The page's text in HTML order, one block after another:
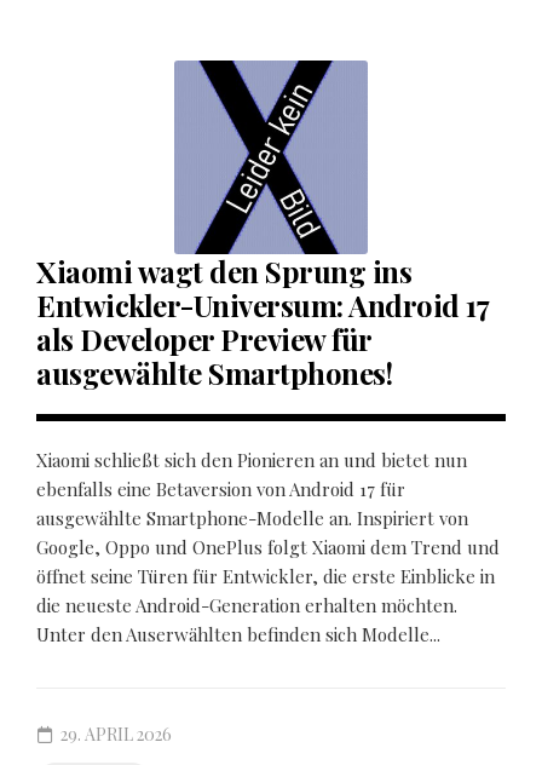
Xiaomi wagt den Sprung ins
Entwickler-Universum: Android 17
als Developer Preview für
ausgewählte Smartphones!
Xiaomi schließt sich den Pionieren an und bietet nun
ebenfalls eine Betaversion von Android 17 für
ausgewählte Smartphone-Modelle an. Inspiriert von
Google, Oppo und OnePlus folgt Xiaomi dem Trend und
öffnet seine Türen für Entwickler, die erste Einblicke in
die neueste Android-Generation erhalten möchten.
Unter den Auserwählten befinden sich Modelle...
29. APRIL 2026